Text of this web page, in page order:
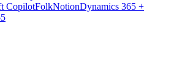
CopilotFolkNotionDynamics 365 +